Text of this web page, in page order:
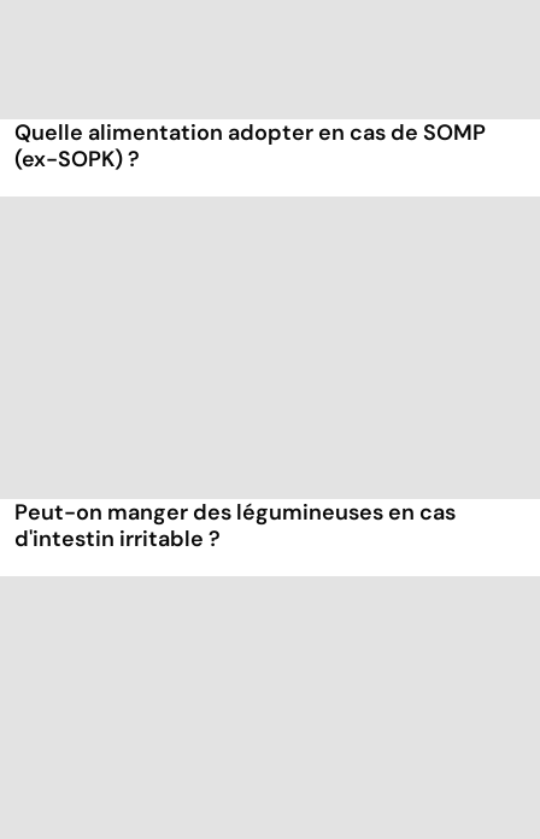
Quelle alimentation adopter en cas de SOMP
(ex-SOPK) ?
Peut-on manger des légumineuses en cas
d'intestin irritable ?